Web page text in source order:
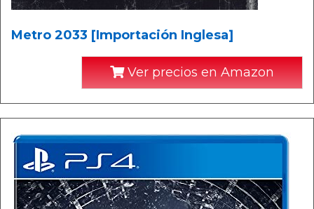
Metro 2033 [Importación Inglesa]
Ver precios en Amazon